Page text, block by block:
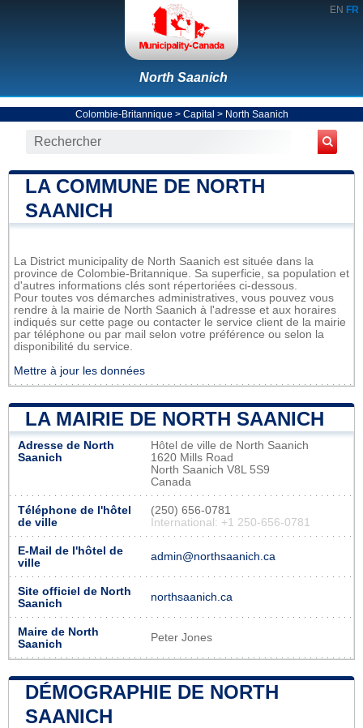
EN FR
North Saanich
Colombie-Britannique > Capital > North Saanich
LA COMMUNE DE NORTH
SAANICH
La District municipality de North Saanich est située dans la
province de Colombie-Britannique. Sa superficie, sa population et
d'autres informations clés sont répertoriées ci-dessous.
Pour toutes vos démarches administratives, vous pouvez vous
rendre à la mairie de North Saanich à l'adresse et aux horaires
indiqués sur cette page ou contacter le service client de la mairie
par téléphone ou par mail selon votre préférence ou selon la
disponibilité du service.
Mettre à jour les données
LA MAIRIE DE NORTH SAANICH
Adresse de North
Saanich
Hôtel de ville de North Saanich
1620 Mills Road
North Saanich V8L 5S9
Canada
Téléphone de l'hôtel
de ville
(250) 656-0781
International: +1 250-656-0781
E-Mail de l'hôtel de
ville
admin@northsaanich.ca
Site officiel de North
Saanich
northsaanich.ca
Maire de North
Saanich
Peter Jones
DÉMOGRAPHIE DE NORTH
SAANICH